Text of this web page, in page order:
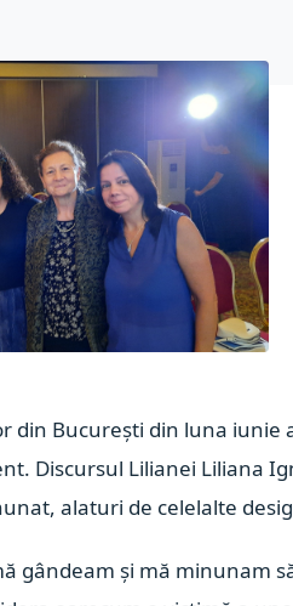
din București din luna iunie
Discursul Lilianei Liliana
alaturi de celelalte
gândeam și mă minunam